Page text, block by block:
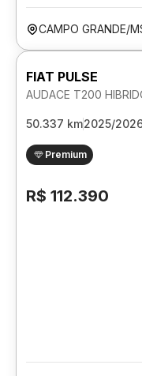
CAMPO GRANDE/
FIAT PULSE
AUDACE T200
50.337 km2025/
Premium
R$ 112.390